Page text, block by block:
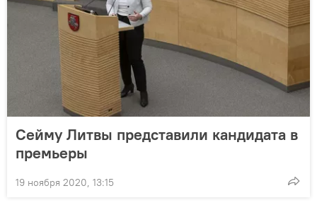
Сейму Литвы представили кандидата в
премьеры
19 ноября 2020, 13:15